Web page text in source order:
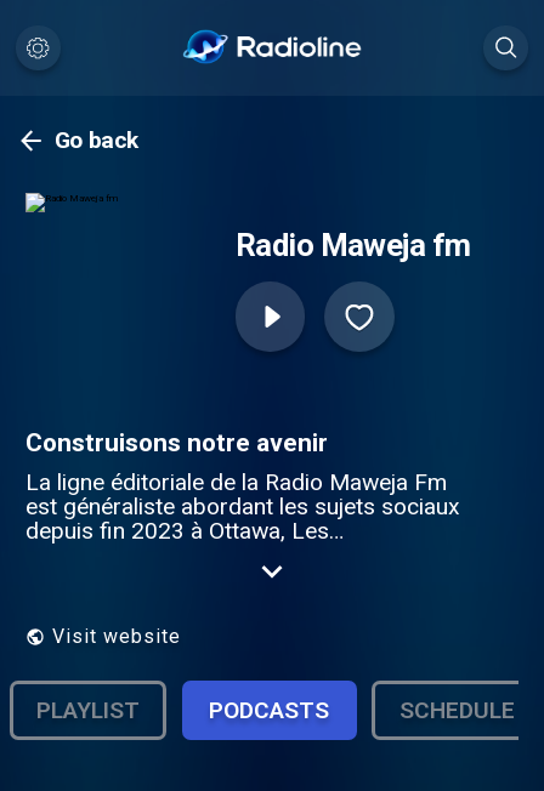
Go back
Radio Maweja fm
Construisons notre avenir
La ligne éditoriale de la Radio Maweja Fm
est généraliste abordant les sujets sociaux
depuis fin 2023 à Ottawa, Les
notre avenir" et "National News" sur la
personnalités de marques et des experts
variées, pour apporter des analyses
objectives sur l'actualité avec un esprit
critique constructif.
Visit website
PLAYLIST PODCASTS SCHEDULE